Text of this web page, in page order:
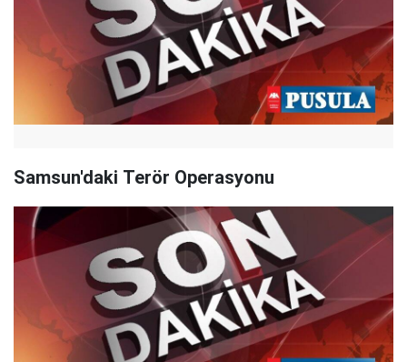
Samsun'daki Terör Operasyonu